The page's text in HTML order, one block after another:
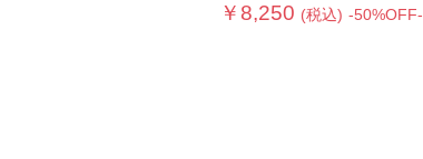
￥8,250 (税込) -50%OFF-